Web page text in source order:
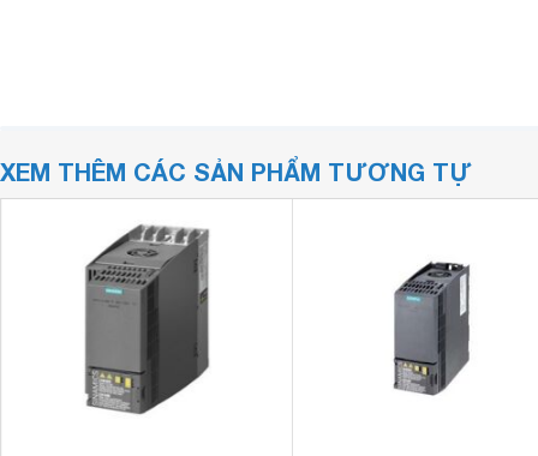
XEM THÊM CÁC SẢN PHẨM TƯƠNG TỰ